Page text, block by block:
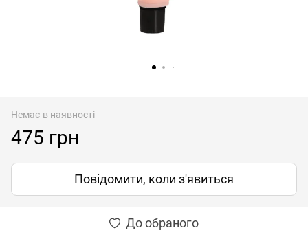
Немає в наявності
475 грн
Повідомити, коли з'явиться
До обраного